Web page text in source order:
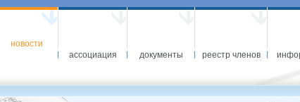
новости
ассоциация
документы реестр членов